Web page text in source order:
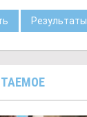
Результаты